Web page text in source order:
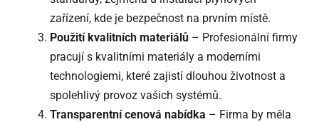
zařízení, kde je bezpečnost na prvním místě.
Použití kvalitních materiálů– Profesionální firmy
pracují s kvalitními materiály a moderními
technologiemi, které zajistí dlouhou životnost a
spolehlivý provoz vašich systémů.
Transparentní cenová nabídka – Firma by měla